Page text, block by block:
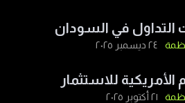
في السودان
٢٤ ديسمبر ٢٠٢٥
للاستثمار
٢١ أكتوبر ٢٠٢٥